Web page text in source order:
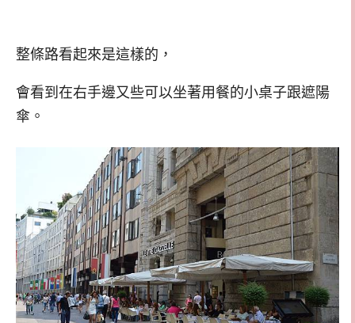
整條路看起來是這樣的，
會看到在右手邊又些可以坐著用餐的小桌子跟遮陽
傘。